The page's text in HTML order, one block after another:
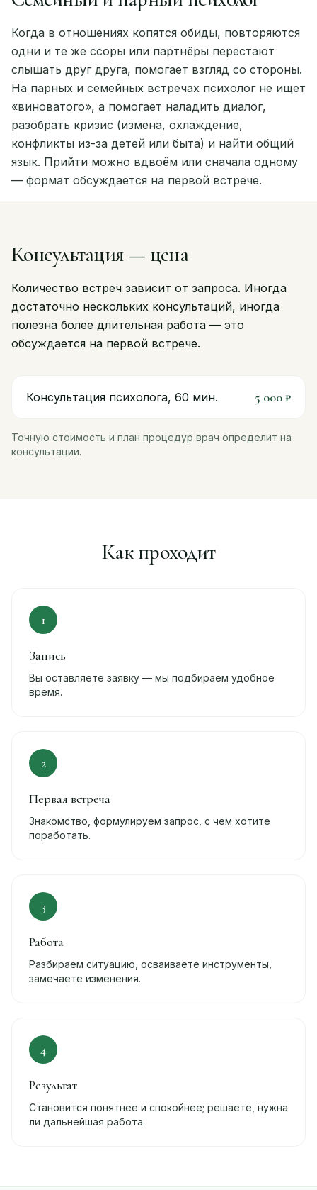
Когда в отношениях копятся обиды, повторяются
одни и те же ссоры или партнёры перестают
слышать друг друга, помогает взгляд со стороны.
На парных и семейных встречах психолог не ищет
«виноватого», а помогает наладить диалог,
разобрать кризис (измена, охлаждение,
конфликты из-за детей или быта) и найти общий
язык. Прийти можно вдвоём или сначала одному
— формат обсуждается на первой встрече.
Консультация — цена
Количество встреч зависит от запроса. Иногда
достаточно нескольких консультаций, иногда
полезна более длительная работа — это
обсуждается на первой встрече.
Консультация психолога, 60 мин. 5 000 ₽
Точную стоимость и план процедур врач определит на
консультации.
Как проходит
1
Запись
Вы оставляете заявку — мы подбираем удобное
время.
2
Первая встреча
Знакомство, формулируем запрос, с чем хотите
поработать.
3
Работа
Разбираем ситуацию, осваиваете инструменты,
замечаете изменения.
4
Результат
Становится понятнее и спокойнее; решаете, нужна
ли дальнейшая работа.